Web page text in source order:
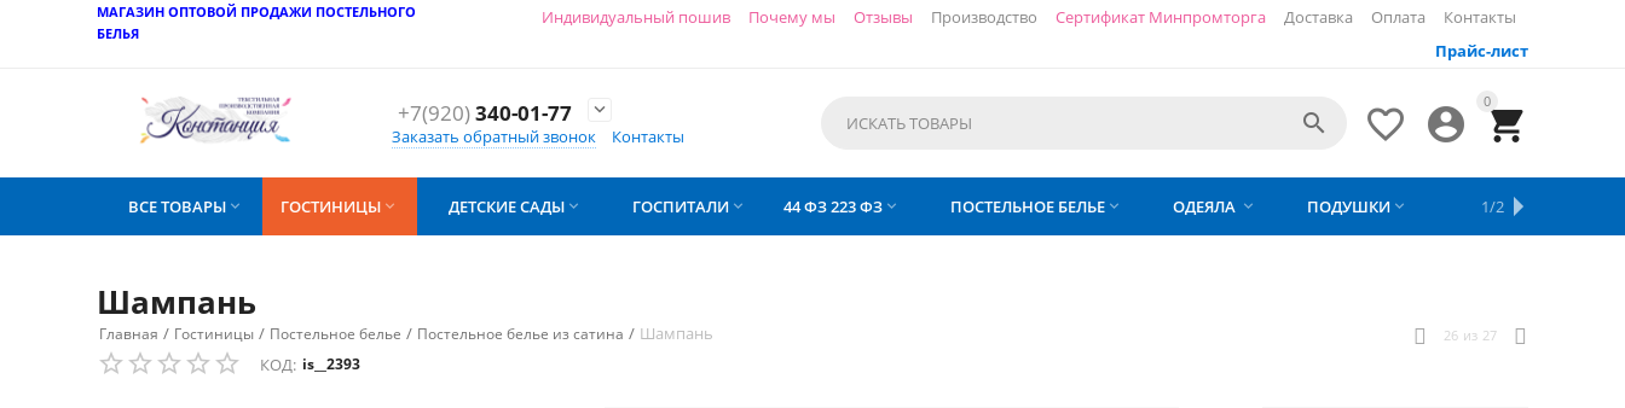
МАГАЗИН ОПТОВОЙ ПРОДАЖИ ПОСТЕЛЬНОГО
БЕЛЬЯ
Индивидуальный пошив Почему мы Отзывы Производство Сертификат Минпромторга Доставка Оплата
Контакты
Прайс-лист
+7(920)340-01-77

Заказать обратный звонок
Контакты
0




ВСЕ ТОВАРЫ  ГОСТИНИЦЫ  ДЕТСКИЕ САДЫ  ГОСПИТАЛИ  44 ФЗ 223 ФЗ  ПОСТЕЛЬНОЕ БЕЛЬЕ  ОДЕЯЛА  ПОДУШКИ  ПОЛОТЕНЦА
1/2
Шампань
Главная / Гостиницы / Постельное белье / Постельное белье из сатина / Шампань 26 из 27
КОД: is__2393